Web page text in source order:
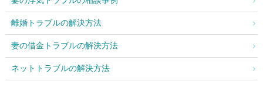
離婚トラブルの解決方法
妻の借金トラブルの解決方法
ネットトラブルの解決方法